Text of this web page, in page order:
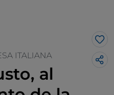
ITALIANA
al
Me